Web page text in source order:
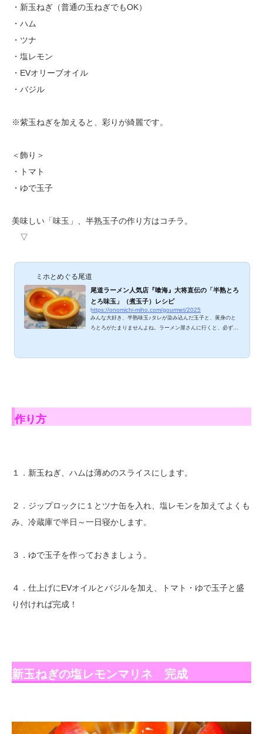
・新玉ねぎ（普通の玉ねぎでもOK）
・ハム
・ツナ
・塩レモン
・EVオリーブオイル
・バジル
※紫玉ねぎを加えると、彩りが綺麗です。
＜飾り＞
・トマト
・ゆで玉子
美味しい「味玉」、半熟玉子の作り方はコチラ。
▽
ミホとめぐる尾道
尾道ラーメン人気店『喰海』大将直伝の「半熟とろ
とろ味玉」（煮玉子）レシピ
https://onomichi-miho.com/gourmet/2025
みんな大好き、半熟味玉♪タレが染み込んだ玉子と、黄身のと
ろとろがたまりませんよね。ラーメン屋さんに行くと、必ずト
れなりのものが、おうちで簡単に作れちゃうんです！半熟とろ
作り方
１．新玉ねぎ、ハムは薄めのスライスにします。
２．ジップロックに１とツナ缶を入れ、塩レモンを加えてよくも
み、冷蔵庫で半日～一日寝かします。
３．ゆで玉子を作っておきましょう。
４．仕上げにEVオイルとバジルを加え、トマト・ゆで玉子と盛
り付ければ完成！
新玉ねぎの塩レモンマリネ 完成